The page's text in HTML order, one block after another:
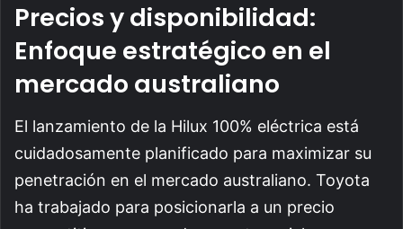
Precios y disponibilidad:
Enfoque estratégico en el
mercado australiano
El lanzamiento de la Hilux 100% eléctrica está
cuidadosamente planificado para maximizar su
penetración en el mercado australiano. Toyota
ha trabajado para posicionarla a un precio